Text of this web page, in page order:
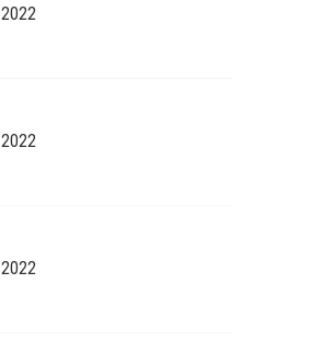
2022
2022
2022